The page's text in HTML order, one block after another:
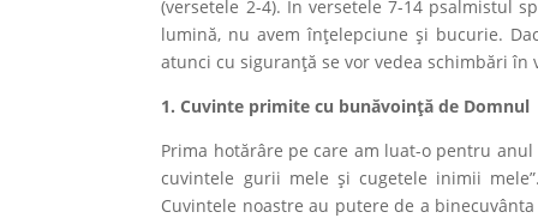
(versetele 2-4). În versetele 7-14 psalmistul
lumină, nu avem înțelepciune și bucurie.
atunci cu siguranţă se vor vedea schimbări în
1. Cuvinte primite cu bunăvoință de Domnul
Prima hotărâre pe care am luat-o pentru anul
cuvintele gurii mele şi cugetele inimii
Cuvintele noastre au putere de a